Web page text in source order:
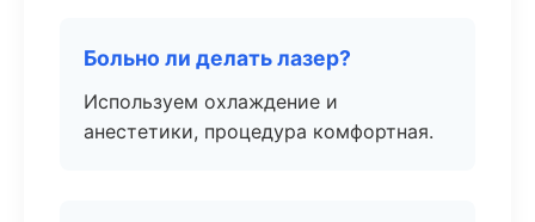
Больно ли делать лазер?
Используем охлаждение и
анестетики, процедура комфортная.